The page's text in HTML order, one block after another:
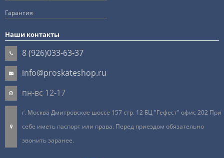
Гарантия
Наши контакты
8 (926)033-63-37
info@proskateshop.ru
пн-вс 12-17
г. Москва Дмитровское шоссе 157 стр. 12 БЦ "Гефест" офис 202 При
себе иметь паспорт или права. Перед приездом обязательно
звонить заранее.